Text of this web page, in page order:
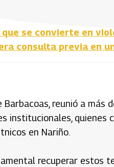
se convierte en
consulta previa en
reunió a más
institucionales, quienes
en Nariño.
recuperar estos